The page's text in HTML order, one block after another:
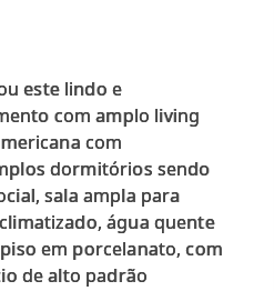
este lindo e
com amplo living
com
dormitórios sendo
sala ampla para
água quente
em porcelanato, com
de alto padrão